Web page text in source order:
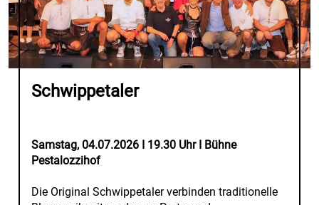
Schwippetaler
Samstag, 04.07.2026 I 19.30 Uhr I Bühne
Pestalozzihof
Die Original Schwippetaler verbinden traditionelle